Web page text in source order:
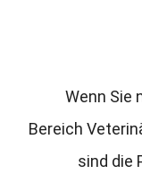
Wenn Sie
Bereich
sind die